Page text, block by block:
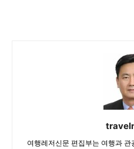
여행레저신문 편집부는 여행과